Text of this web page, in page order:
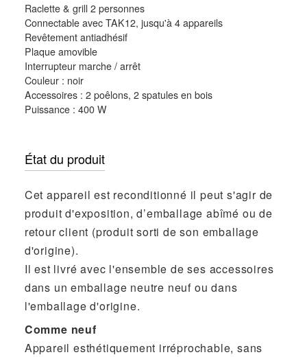
Raclette & grill 2 personnes
Connectable avec TAK12, jusqu'à 4 appareils
Revêtement antiadhésif
Plaque amovible
Interrupteur marche / arrêt
Couleur : noir
Accessoires : 2 poêlons, 2 spatules en bois
Puissance : 400 W
État du produit
Cet appareil est reconditionné il peut s'agir de
produit d'exposition, d’emballage abîmé ou de
retour client (produit sorti de son emballage
d'origine).
Il est livré avec l'ensemble de ses accessoires
dans un emballage neutre neuf ou dans
l'emballage d'origine.
Comme neuf
Appareil esthétiquement irréprochable, sans